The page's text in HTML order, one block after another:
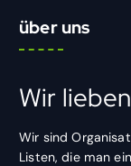
über uns
Wir lieben
Wir sind
Listen, die man